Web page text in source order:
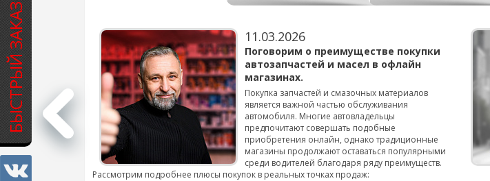
БЫСТРЫЙ ЗАКАЗдля
смены шин на
подробнее...
11.03.2026
Поговорим о преимуществе покупки
автозапчастей и масел в офлайн
магазинах.
Покупка запчастей и смазочных материалов
является важной частью обслуживания
автомобиля. Многие автовладельцы
предпочитают совершать подобные
приобретения онлайн, однако традиционные
магазины продолжают оставаться популярными
среди водителей благодаря ряду преимуществ.
Рассмотрим подробнее плюсы покупок в реальных точках продаж: